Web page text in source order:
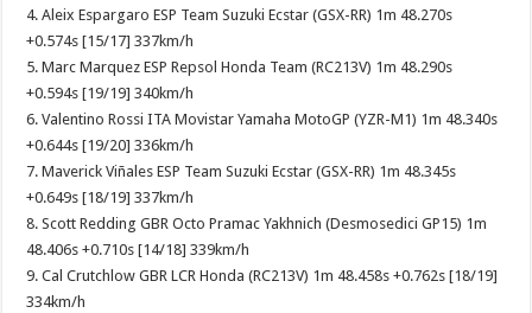
4. Aleix Espargaro ESP Team Suzuki Ecstar (GSX-RR) 1m 48.270s
+0.574s [15/17] 337km/h
5. Marc Marquez ESP Repsol Honda Team (RC213V) 1m 48.290s
+0.594s [19/19] 340km/h
6. Valentino Rossi ITA Movistar Yamaha MotoGP (YZR-M1) 1m 48.340s
+0.644s [19/20] 336km/h
7. Maverick Viñales ESP Team Suzuki Ecstar (GSX-RR) 1m 48.345s
+0.649s [18/19] 337km/h
8. Scott Redding GBR Octo Pramac Yakhnich (Desmosedici GP15) 1m
48.406s +0.710s [14/18] 339km/h
9. Cal Crutchlow GBR LCR Honda (RC213V) 1m 48.458s +0.762s [18/19]
334km/h